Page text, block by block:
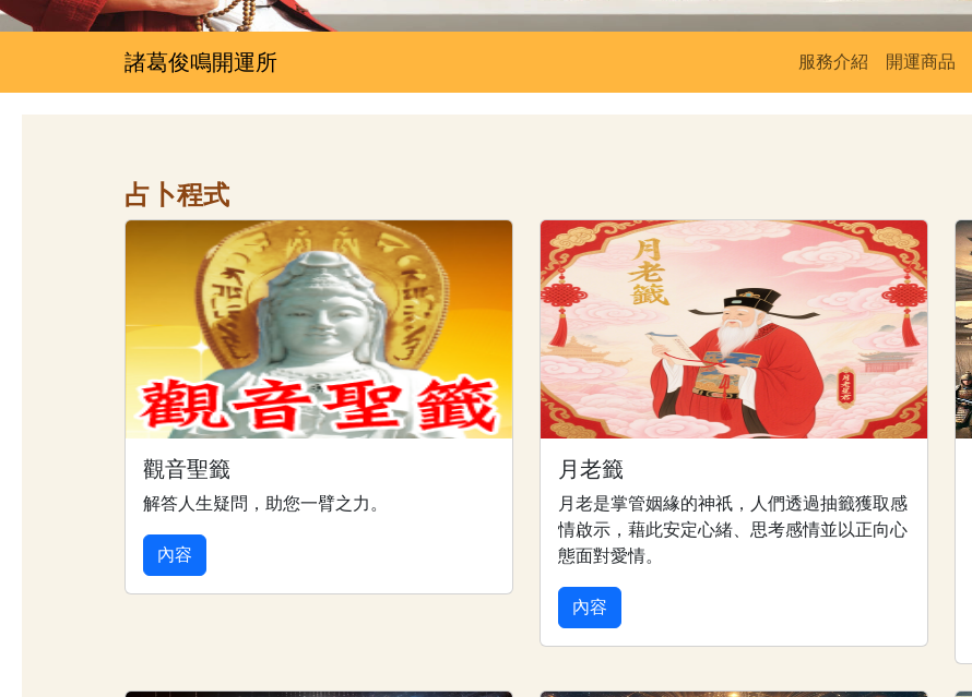
諸葛俊鳴開運所 服務介紹 開運商品
占卜程式
觀音聖籤
解答人生疑問，助您一臂之力。
內容
月老籤
月老是掌管姻緣的神祇，人們透過抽籤獲取感
情啟示，藉此安定心緒、思考感情並以正向心
態面對愛情。
內容